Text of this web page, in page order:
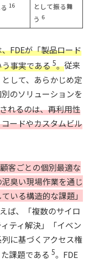
16
として振る舞
う 6
FDEが「製品ロード
う事実である5。従来
して、あらかじめ定
のソリューションを
れるのは、再利用性
ードやカスタムビル
客ごとの個別最適な
臭い現場作業を通じ
いる構造的な課題」
ば、「複数のサイロ
ティ解決」「イベン
に基づくアクセス権
課題である 5。FDE